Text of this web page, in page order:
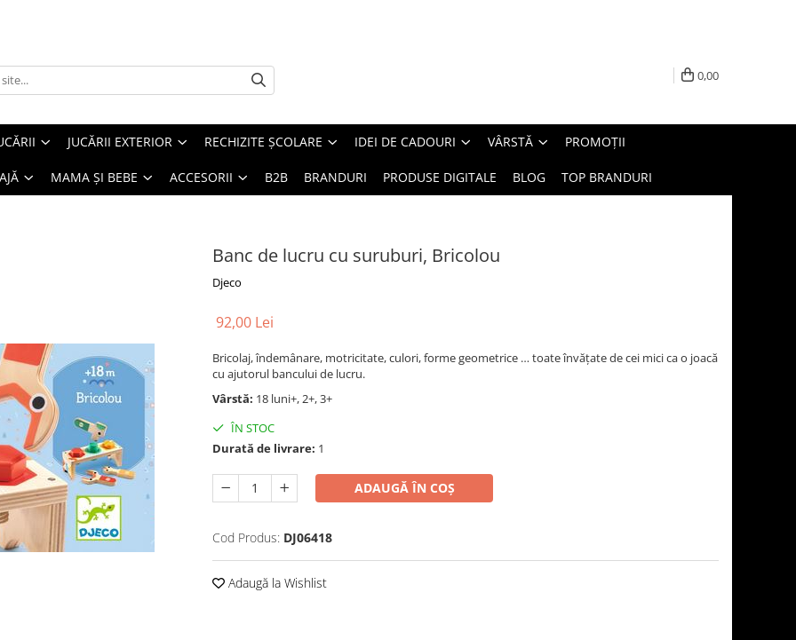
0,00
JUCĂRII EXTERIOR RECHIZITE ȘCOLARE IDEI DE CADOURI VÂRSTĂ PROMOȚII
MAMA ȘI BEBE ACCESORII B2B BRANDURI PRODUSE DIGITALE BLOG TOP BRANDURI
Banc de lucru cu suruburi, Bricolou
Djeco
92,00 Lei
Bricolaj, îndemânare, motricitate, culori, forme geometrice … toate învățate de cei mici ca o joacă
cu ajutorul bancului de lucru.
Vârstă: 18 luni+, 2+, 3+
ÎN STOC
Durată de livrare: 1
ADAUGĂ ÎN COȘ
Cod Produs: DJ06418
Adaugă la Wishlist